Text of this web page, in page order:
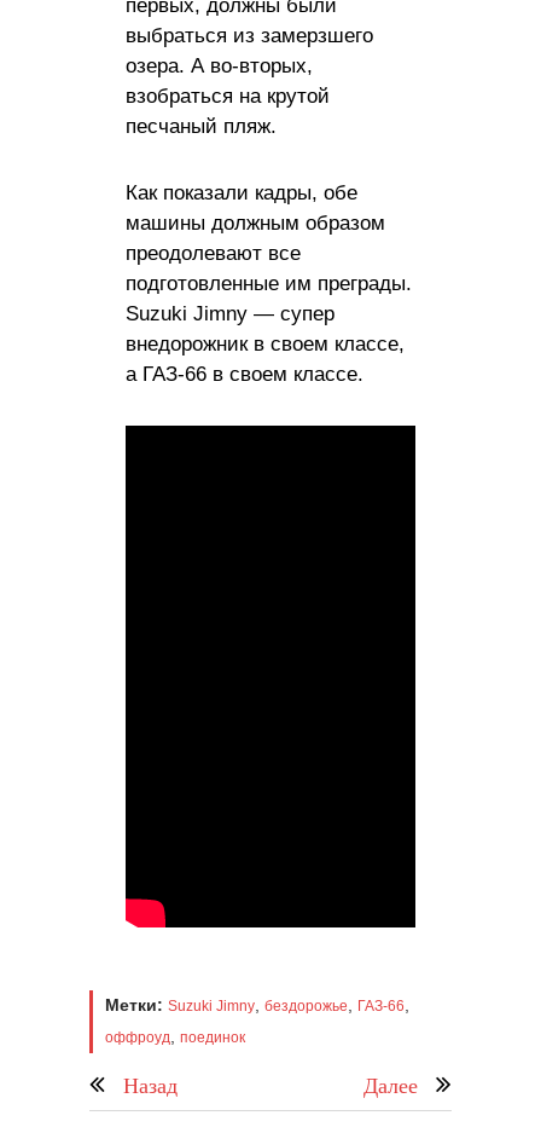
первых, должны были
выбраться из замерзшего
озера. А во-вторых,
взобраться на крутой
песчаный пляж.
Как показали кадры, обе
машины должным образом
преодолевают все
подготовленные им преграды.
Suzuki Jimny — супер
внедорожник в своем классе,
а ГАЗ-66 в своем классе.
Метки: Suzuki Jimny бездорожье ГАЗ-66
оффроуд поединок
Назад Далее